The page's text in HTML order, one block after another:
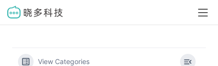
View Categories